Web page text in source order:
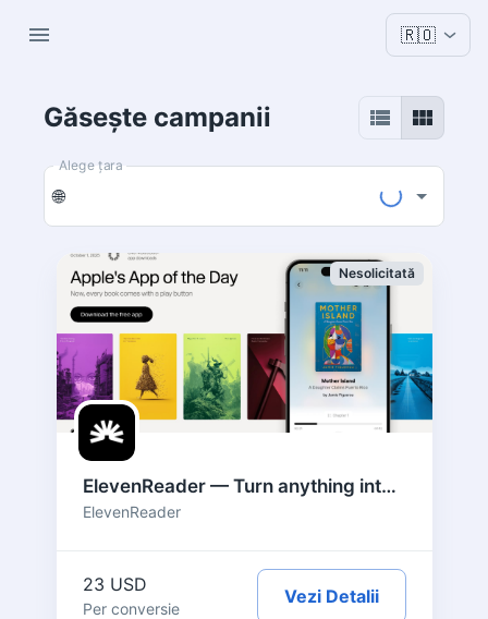
🇷🇴
Găsește campanii
Alege țara
🌐
Nesolicitată
ElevenReader — Turn anything into an audiobook · US
ElevenReader
23 USD
Per conversie
Vezi Detalii